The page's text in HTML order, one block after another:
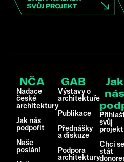
NČA
Nadace
české
architektury
Jak nás
podpořit
Naše
poslání
GAB
Výstavy o
architektuře
Publikace
Přednášky
a diskuze
Podpora
architektury
Jak
nás
svůj
projekt
Chci se
stát